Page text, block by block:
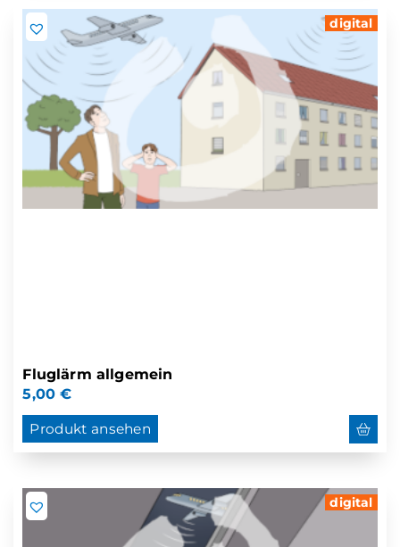
digital
Fluglärm allgemein
5,00€
Produkt ansehen
digital